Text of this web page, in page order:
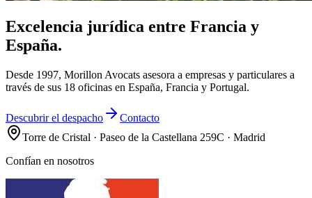
Excelencia jurídica entre Francia y
España.
Desde 1997, Morillon Avocats asesora a empresas y particulares a
través de sus 18 oficinas en España, Francia y Portugal.
Descubrir el despacho
Contacto
Torre de Cristal · Paseo de la Castellana 259C · Madrid
Confían en nosotros